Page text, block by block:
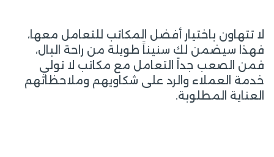
لا تتهاون باختيار أفضل المكاتب للتعامل معها،
فهذا سيضمن لك سنيناً طويلة من راحة البال،
فمن الصعب جداً التعامل مع مكاتب لا تولي
خدمة العملاء والرد على شكاويهم وملاحظاتهم
العناية المطلوبة.